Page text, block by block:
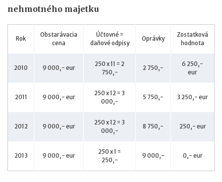
nehmotného majetku
Rok
Obstarávacia
cena
Účtovné =
daňové odpisy
Oprávky
Zostatková
hodnota
2010 9 000,- eur
250 x 11 = 2
750,-
2 750,-
6 250,-
eur
2011 9 000,- eur
250 x 12 = 3
000,-
5 750,- 3 250,- eur
2012 9 000,- eur
250 x 12 = 3
000,-
8 750,- 250,- eur
2013 9 000,- eur
250 x 1 =
250,-
9 000,- 0,- eur